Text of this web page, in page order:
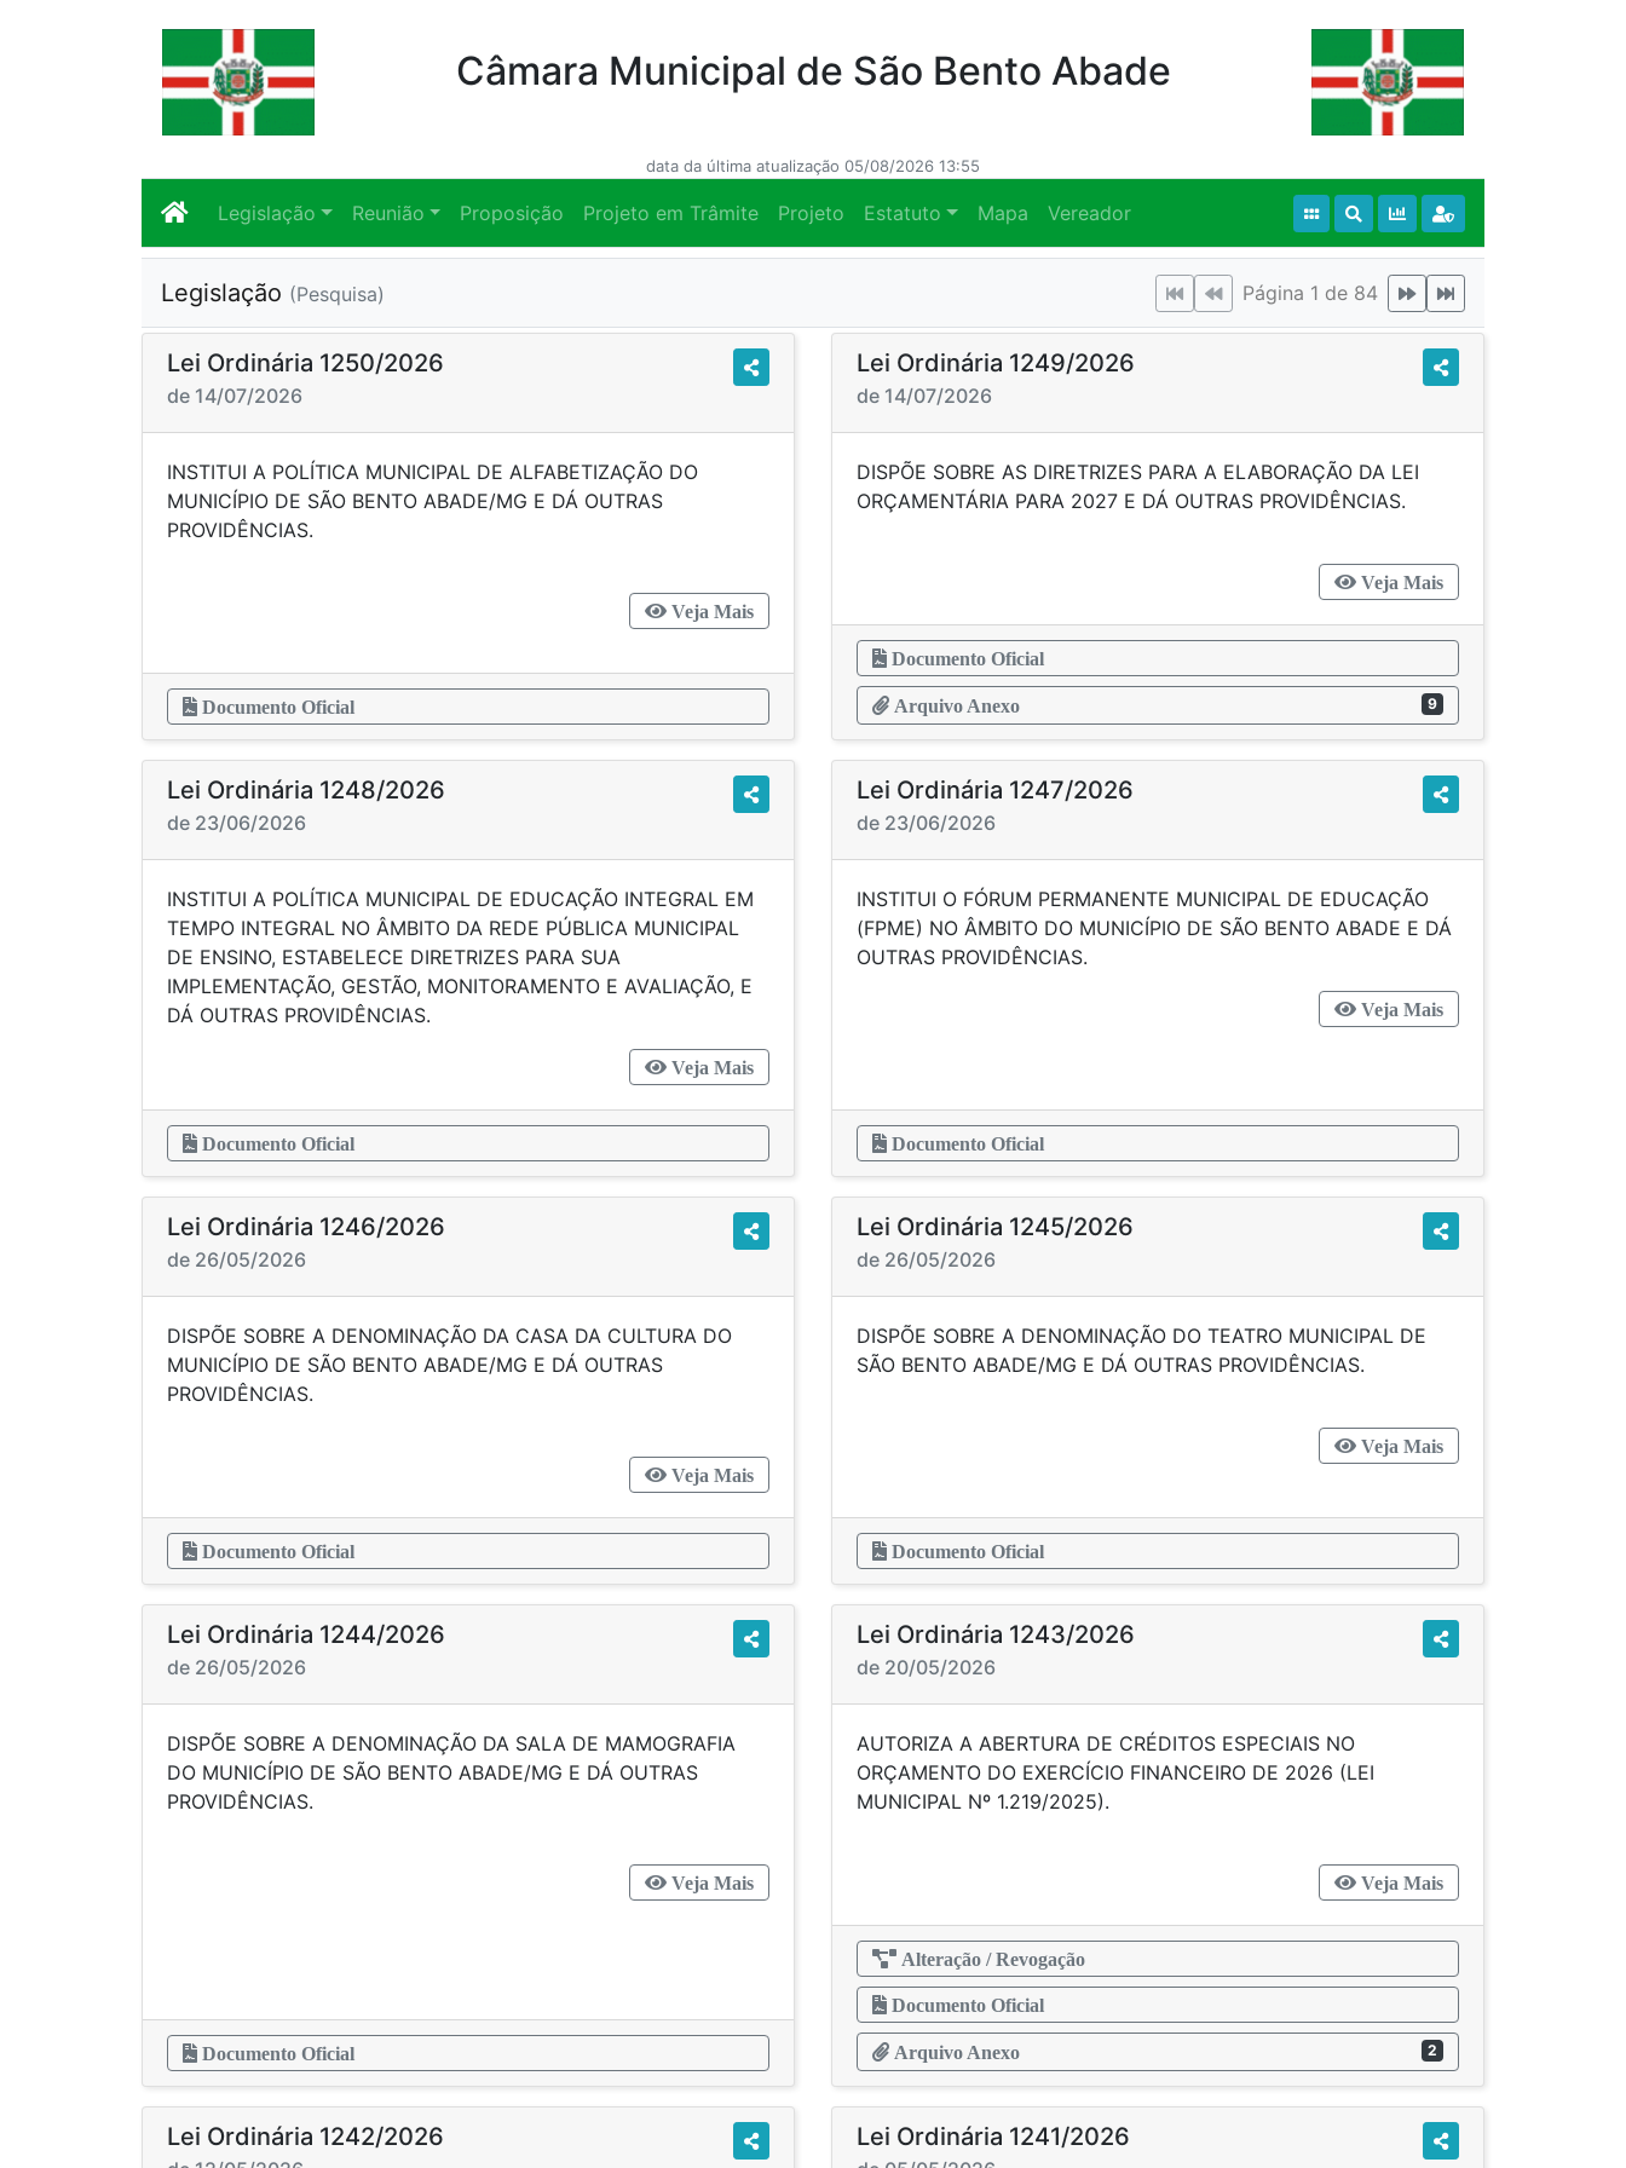
Câmara Municipal de São Bento Abade
data da última atualização 05/08/2026 13:55
Legislação Reunião Proposição Projeto em Trâmite Projeto Estatuto Mapa Vereador
Legislação (Pesquisa) Página 1 de 84
Lei Ordinária 1250/2026
de 14/07/2026
INSTITUI A POLÍTICA MUNICIPAL DE ALFABETIZAÇÃO DO
MUNICÍPIO DE SÃO BENTO ABADE/MG E DÁ OUTRAS
PROVIDÊNCIAS.
Veja Mais
Documento Oficial
Lei Ordinária 1249/2026
de 14/07/2026
DISPÕE SOBRE AS DIRETRIZES PARA A ELABORAÇÃO DA LEI
ORÇAMENTÁRIA PARA 2027 E DÁ OUTRAS PROVIDÊNCIAS.
Veja Mais
Documento Oficial
Arquivo Anexo 9
Lei Ordinária 1248/2026
de 23/06/2026
INSTITUI A POLÍTICA MUNICIPAL DE EDUCAÇÃO INTEGRAL EM
TEMPO INTEGRAL NO ÂMBITO DA REDE PÚBLICA MUNICIPAL
DE ENSINO, ESTABELECE DIRETRIZES PARA SUA
IMPLEMENTAÇÃO, GESTÃO, MONITORAMENTO E AVALIAÇÃO, E
DÁ OUTRAS PROVIDÊNCIAS.
Veja Mais
Documento Oficial
Lei Ordinária 1247/2026
de 23/06/2026
INSTITUI O FÓRUM PERMANENTE MUNICIPAL DE EDUCAÇÃO
(FPME) NO ÂMBITO DO MUNICÍPIO DE SÃO BENTO ABADE E DÁ
OUTRAS PROVIDÊNCIAS.
Veja Mais
Documento Oficial
Lei Ordinária 1246/2026
de 26/05/2026
DISPÕE SOBRE A DENOMINAÇÃO DA CASA DA CULTURA DO
MUNICÍPIO DE SÃO BENTO ABADE/MG E DÁ OUTRAS
PROVIDÊNCIAS.
Veja Mais
Documento Oficial
Lei Ordinária 1245/2026
de 26/05/2026
DISPÕE SOBRE A DENOMINAÇÃO DO TEATRO MUNICIPAL DE
SÃO BENTO ABADE/MG E DÁ OUTRAS PROVIDÊNCIAS.
Veja Mais
Documento Oficial
Lei Ordinária 1244/2026
de 26/05/2026
DISPÕE SOBRE A DENOMINAÇÃO DA SALA DE MAMOGRAFIA
DO MUNICÍPIO DE SÃO BENTO ABADE/MG E DÁ OUTRAS
PROVIDÊNCIAS.
Veja Mais
Documento Oficial
Lei Ordinária 1243/2026
de 20/05/2026
AUTORIZA A ABERTURA DE CRÉDITOS ESPECIAIS NO
ORÇAMENTO DO EXERCÍCIO FINANCEIRO DE 2026 (LEI
MUNICIPAL Nº 1.219/2025).
Veja Mais
Alteração / Revogação
Documento Oficial
Arquivo Anexo 2
Lei Ordinária 1242/2026 Lei Ordinária 1241/2026